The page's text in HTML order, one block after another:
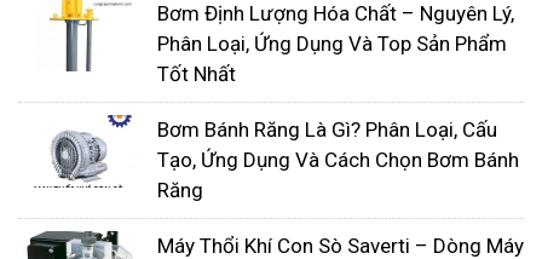
nhiệt độ của cụm ổ trục, dầu bôi trơn và vỏ máy
bơm trước khi khởi động. Một phòng sưởi sẽ là
một cách lý tưởng để bảo quản thiết bị tránh hư
hỏng.
Bơm Định Lượng Hóa Chất – Nguyên Lý,
Phân Loại, Ứng Dụng Và Top Sản Phẩm
Tốt Nhất
Bơm Bánh Răng Là Gì? Phân Loại, Cấu
Tạo, Ứng Dụng Và Cách Chọn Bơm Bánh
Răng
Máy Thổi Khí Con Sò Saverti – Dòng Máy